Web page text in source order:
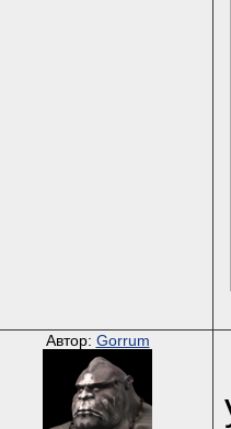
Автор: Gorrum